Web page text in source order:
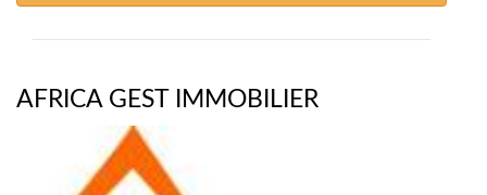
AFRICA GEST IMMOBILIER